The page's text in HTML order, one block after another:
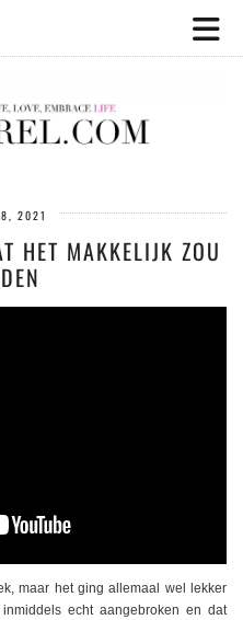
2021
HET MAKKELIJK ZOU
maar het ging allemaal wel lekker
echt aangebroken en dat